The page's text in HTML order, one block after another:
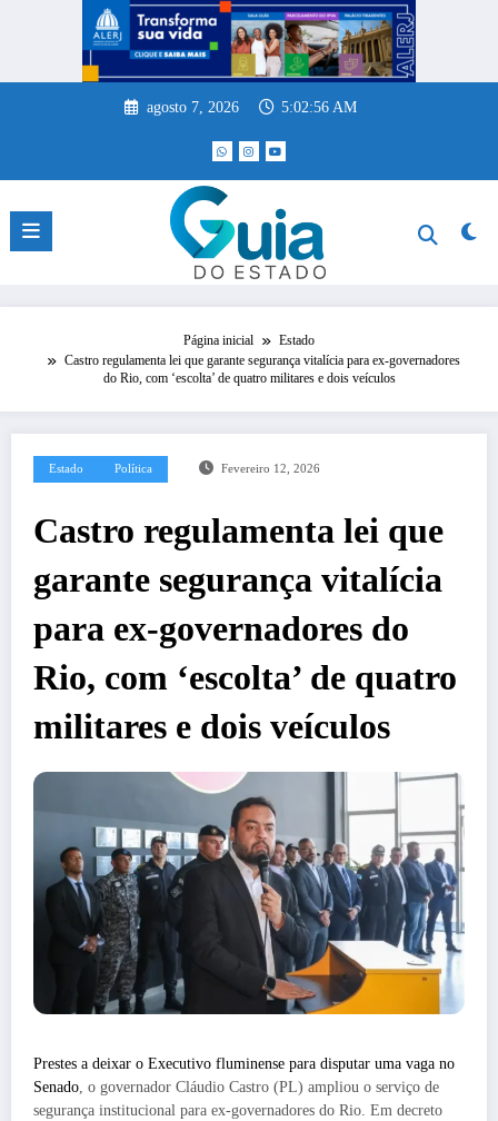
agosto 7, 2026 5:02:57 AM
Página inicial
Estado
Castro regulamenta lei que garante segurança vitalícia para ex-governadores
do Rio, com ‘escolta’ de quatro militares e dois veículos
Estado Política Fevereiro 12, 2026
Castro regulamenta lei que
garante segurança vitalícia
para ex-governadores do
Rio, com ‘escolta’ de quatro
militares e dois veículos
Prestes a deixar o Executivo fluminense para disputar uma vaga no
Senado , o governador Cláudio Castro (PL) ampliou o serviço de
segurança institucional para ex-governadores do Rio. Em decreto